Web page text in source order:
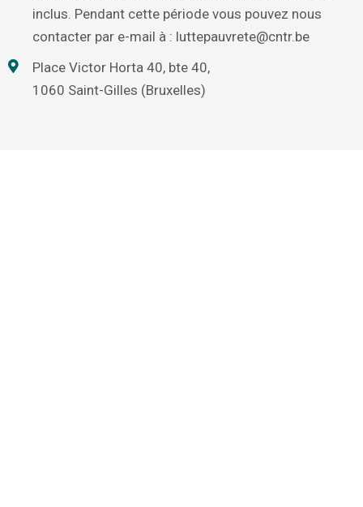
inclus. Pendant cette période vous pouvez nous
contacter par e-mail à : luttepauvrete@cntr.be
Place Victor Horta 40, bte 40,
1060 Saint-Gilles (Bruxelles)